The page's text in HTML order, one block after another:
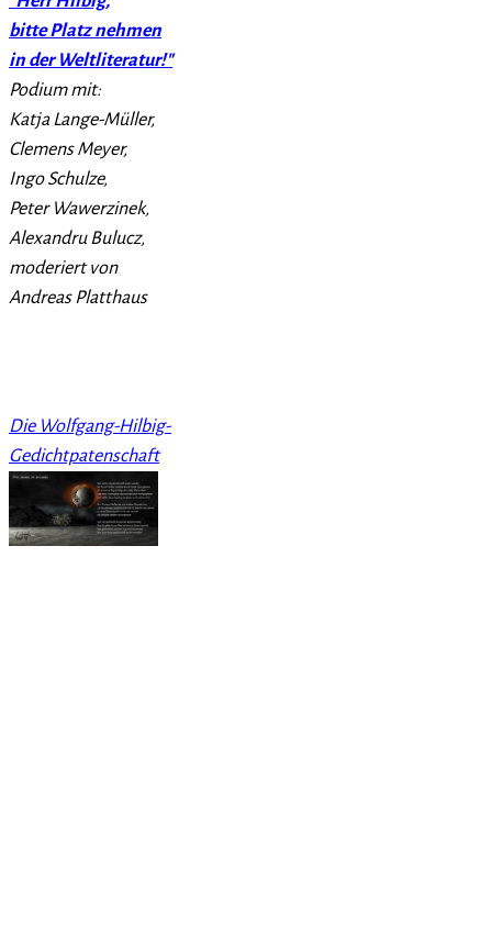
bitte Platz nehmen
in der Weltliteratur!"
Podium mit:
Katja Lange-Müller,
Clemens Meyer,
Ingo Schulze,
Peter Wawerzinek,
Alexandru Bulucz,
moderiert von
Andreas Platthaus
Die Wolfgang-Hilbig-
Gedichtpatenschaft